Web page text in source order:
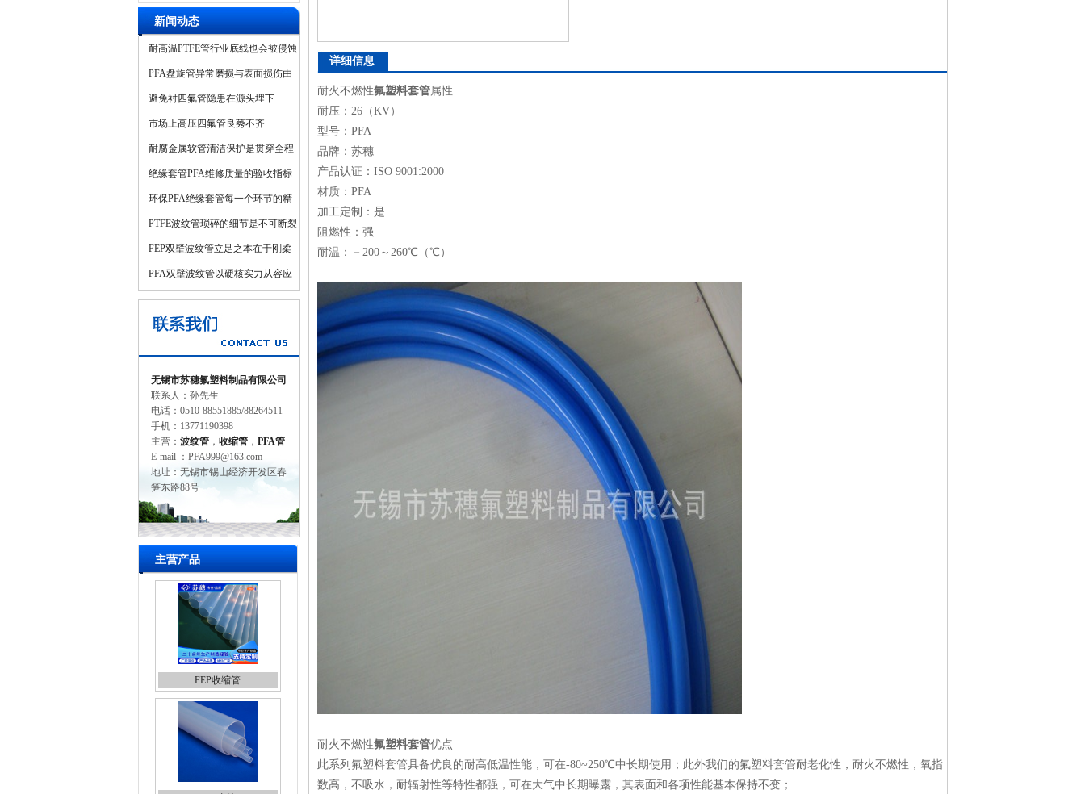
新闻动态
耐高温PTFE管行业底线也会被侵蚀
吗？
PFA盘旋管异常磨损与表面损伤由
什么造成？
避免衬四氟管隐患在源头埋下
市场上高压四氟管良莠不齐
耐腐金属软管清洁保护是贯穿全程
的隐形保障
绝缘套管PFA维修质量的验收指标
环保PFA绝缘套管每一个环节的精
细化管控
PTFE波纹管琐碎的细节是不可断裂
的一环
FEP双壁波纹管立足之本在于刚柔
并济的科学设计
PFA双壁波纹管以硬核实力从容应
对工业苛刻环境
无锡市苏穗氟塑料制品有限公司
联系人：孙先生
电话：0510-88551885/88264511
手机：13771190398
主营： 波纹管， 收缩管， PFA管
E-mail ：PFA999@163.com
地址：无锡市锡山经济开发区春
笋东路88号
主营产品
FEP收缩管
详细信息
耐火不燃性氟塑料套管属性
耐压：26（KV）
型号：PFA
品牌：苏穗
产品认证：ISO 9001:2000
材质：PFA
加工定制：是
阻燃性：强
耐温：－200～260℃（℃）
耐火不燃性氟塑料套管优点
此系列氟塑料套管具备优良的耐高低温性能，可在-80~250℃中长期使用；此外我们的氟塑料套管耐老化性，耐火不燃性，氧指
数高，不吸水，耐辐射性等特性都强，可在大气中长期曝露，其表面和各项性能基本保持不变；